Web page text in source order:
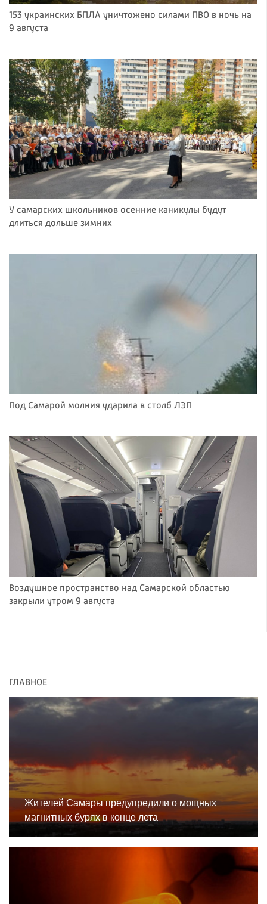
153 украинских БПЛА уничтожено силами ПВО в ночь на
9 августа
У самарских школьников осенние каникулы будут
длиться дольше зимних
Под Самарой молния ударила в столб ЛЭП
Воздушное пространство над Самарской областью
закрыли утром 9 августа
ГЛАВНОЕ
Жителей Самары предупредили о мощных
магнитных бурях в конце лета